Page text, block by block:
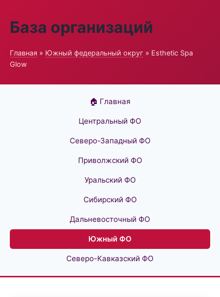
База организаций
Главная » Южный федеральный округ » Esthetic Spa
Glow
🏠 Главная
Центральный ФО
Северо-Западный ФО
Приволжский ФО
Уральский ФО
Сибирский ФО
Дальневосточный ФО
Южный ФО
Северо-Кавказский ФО